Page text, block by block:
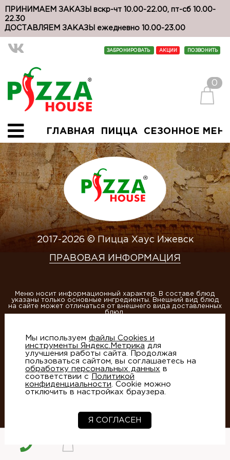
ПРИНИМАЕМ ЗАКАЗЫ вскр-чт 10.00-22.00, пт-сб 10.00-
22.30
ДОСТАВЛЯЕМ ЗАКАЗЫ ежедневно 10.00-23.00
ЗАБРОНИРОВАТЬ АКЦИИ ПОЗВОНИТЬ
0
ГЛАВНАЯ ПИЦЦА СЕЗОННОЕ
2017-2026 © Пицца Хаус Ижевск
ПРАВОВАЯ ИНФОРМАЦИЯ
Меню носит информационный характер. В составе блюд
указаны только основные ингредиенты. Внешний вид блюд
на сайте может отличаться от внешнего вида доставленных
блюд.
Этот сайт защищен reCAPTCHA и Google
конфиденциальностииУсловия использования
- студия Артико
Мы используем файлы Cookies и
инструменты Яндекс.Метрика для
улучшения работы сайта. Продолжая
пользоваться сайтом, вы соглашаетесь на
обработку персональных данных в
соответствии с
Политикой
конфиденциальности . Cookie можно
отключить в настройках браузера.
Я СОГЛАСЕН